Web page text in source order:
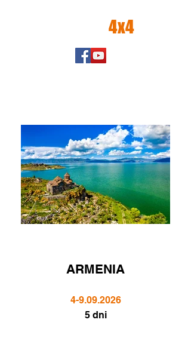
4x4
ARMENIA
4-9.09.2026
5 dni